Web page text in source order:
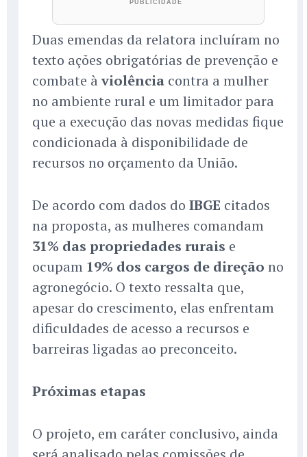
Duas emendas da relatora incluíram no
texto ações obrigatórias de prevenção e
combate àviolência contra a mulher
no ambiente rural e um limitador para
que a execução das novas medidas fique
condicionada à disponibilidade de
recursos no orçamento da União.
De acordo com dados do IBGE citados
na proposta, as mulheres comandam
31% das propriedades rurais e
ocupam 19% dos cargos de direção no
agronegócio. O texto ressalta que,
apesar do crescimento, elas enfrentam
dificuldades de acesso a recursos e
barreiras ligadas ao preconceito.
Próximas etapas
O projeto, em caráter conclusivo, ainda